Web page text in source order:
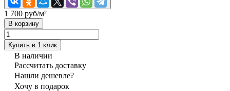
1 700 руб/м²
В корзину
Купить в 1 клик
В наличии
Рассчитать доставку
Нашли дешевле?
Хочу в подарок